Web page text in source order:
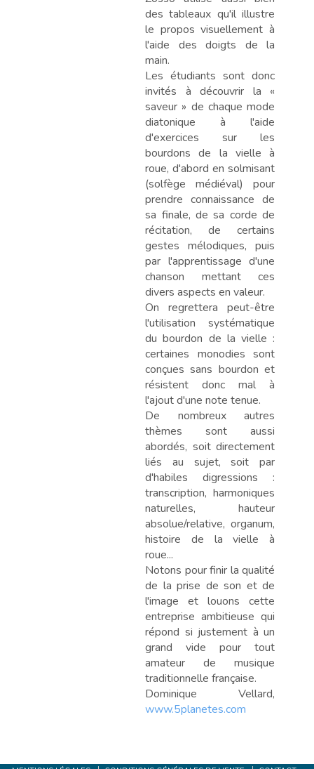
des tableaux qu'il illustre
le propos visuellement à
l'aide des doigts de la
main.
Les étudiants sont donc
invités à découvrir la «
saveur » de chaque mode
diatonique à l'aide
d'exercices sur les
bourdons de la vielle à
roue, d'abord en solmisant
(solfège médiéval) pour
prendre connaissance de
sa finale, de sa corde de
récitation, de certains
gestes mélodiques, puis
par l'apprentissage d'une
chanson mettant ces
divers aspects en valeur.
On regrettera peut-être
l'utilisation systématique
du bourdon de la vielle :
certaines monodies sont
conçues sans bourdon et
résistent donc mal à
l'ajout d'une note tenue.
De nombreux autres
thèmes sont aussi
abordés, soit directement
liés au sujet, soit par
d'habiles digressions :
transcription, harmoniques
naturelles, hauteur
absolue/relative, organum,
histoire de la vielle à
roue...
Notons pour finir la qualité
de la prise de son et de
l'image et louons cette
entreprise ambitieuse qui
répond si justement à un
grand vide pour tout
amateur de musique
traditionnelle française.
Dominique Vellard,
www.5planetes.com